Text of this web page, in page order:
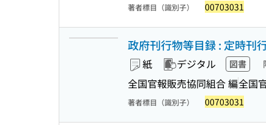
著者標目（識別子） 00703031
政府刊行物等目録 : 定時刊
紙 デジタル 図書
全国官報販売協同組合 編全国
著者標目（識別子） 00703031